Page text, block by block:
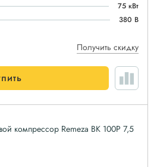
75 кВт
380 В
Получить скидку
компрессор Remeza ВК 100Р 7,5